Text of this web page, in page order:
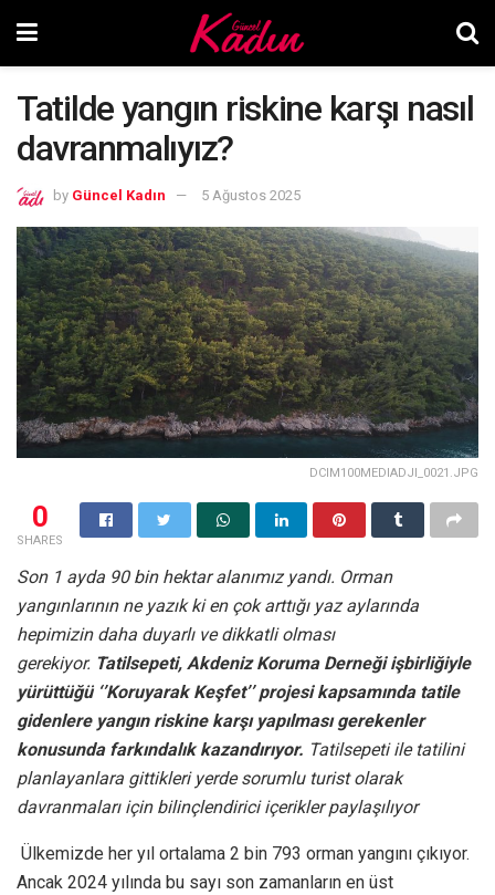
Tatilde yangın riskine karşı nasıl
davranmalıyız?
by Güncel Kadın 5 Ağustos 2025
DCIM100MEDIADJI_0021.JPG
0
SHARES
Son 1 ayda 90 bin hektar alanımız yandı. Orman
yangınlarının ne yazık ki en çok arttığı yaz aylarında
hepimizin daha duyarlı ve dikkatli olması
gerekiyor. Tatilsepeti, Akdeniz Koruma Derneği işbirliğiyle
yürüttüğü ‘’Koruyarak Keşfet’’ projesi kapsamında tatile
gidenlere yangın riskine karşı yapılması gerekenler
konusunda farkındalık kazandırıyor. Tatilsepeti ile tatilini
planlayanlara gittikleri yerde sorumlu turist olarak
davranmaları için bilinçlendirici içerikler paylaşılıyor
Ülkemizde her yıl ortalama 2 bin 793 orman yangını çıkıyor.
Ancak 2024 yılında bu sayı son zamanların en üst